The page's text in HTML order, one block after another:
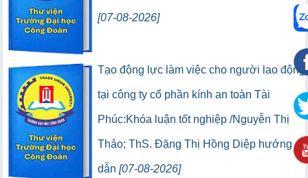
[07-08-2026]
(95) (Lượt lưu thông:0) (0) (Lượt truy cập:0)
Tạo động lực làm việc cho người lao động
tại công ty cổ phần kính an toàn Tài
Phúc:Khóa luận tốt nghiệp /Nguyễn Thị
Thảo; ThS. Đặng Thị Hồng Diệp hướng
dẫn [07-08-2026]